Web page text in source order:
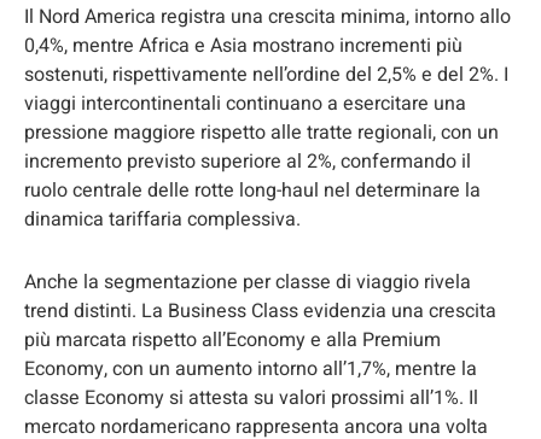
Il Nord America registra una crescita minima, intorno allo
0,4%, mentre Africa e Asia mostrano incrementi più
sostenuti, rispettivamente nell’ordine del 2,5% e del 2%. I
viaggi intercontinentali continuano a esercitare una
pressione maggiore rispetto alle tratte regionali, con un
incremento previsto superiore al 2%, confermando il
ruolo centrale delle rotte long-haul nel determinare la
dinamica tariffaria complessiva.
Anche la segmentazione per classe di viaggio rivela
trend distinti. La Business Class evidenzia una crescita
più marcata rispetto all’Economy e alla Premium
Economy, con un aumento intorno all’1,7%, mentre la
classe Economy si attesta su valori prossimi all’1%. Il
mercato nordamericano rappresenta ancora una volta